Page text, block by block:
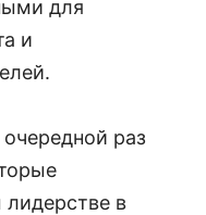
для
и
раз
в